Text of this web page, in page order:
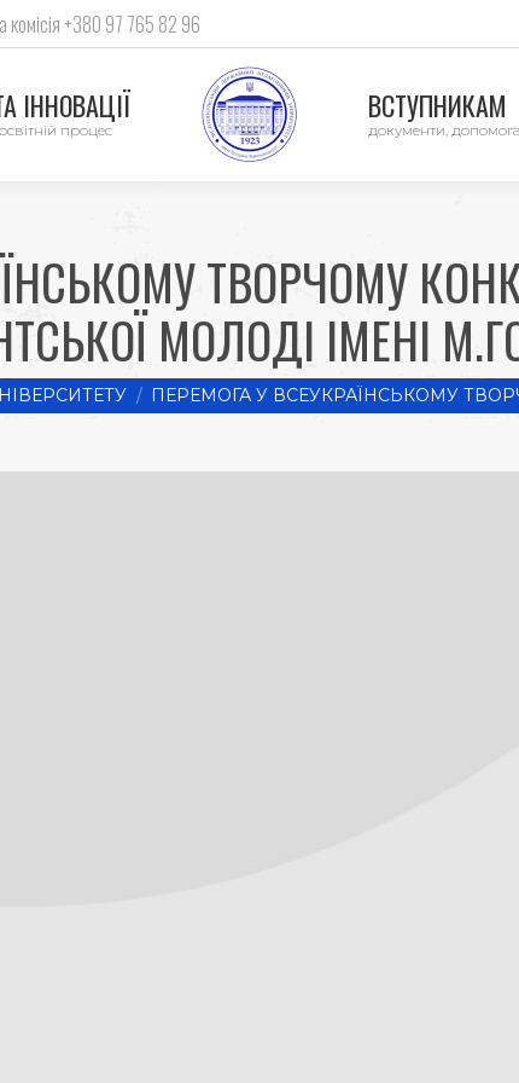
комісія +380 97 765 82 96
ІННОВАЦІЇ
процес
ВСТУПНИКАМ
документи,
ТВОРЧОМУ
МОЛОДІ ІМЕНІ
ПЕРЕМОГА У ВСЕУКРАЇНСЬКОМУ